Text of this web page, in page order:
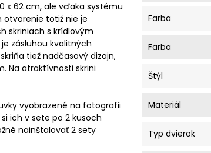
x 62 cm, ale vďaka systému
otvorenie totiž nie je
skriniach s krídlovým
zásluhou kvalitných
tiež nadčasový dizajn,
Na atraktívnosti skrini
vyobrazené na fotografii
ich v sete po 2 kusoch
nainštalovať 2 sety
Farba
Farba
Štýl
Materiál
Typ dvierok